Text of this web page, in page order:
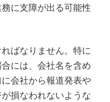
に支障が出る可能性
ばなりません。特に
には、会社名を含め
会社から報道発表や
損なわれないような